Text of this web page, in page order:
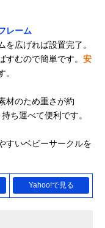
レーム
広げれば設置完了。
むので簡単です。 安
。
材のため重さが約
ち運べて便利です。
すいベビーサークルを
Yahoo!で見る